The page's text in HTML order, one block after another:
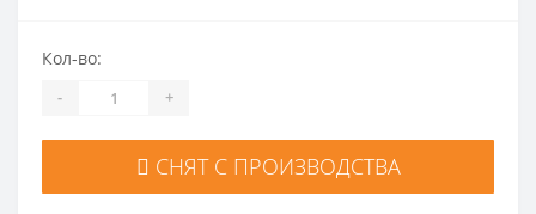
Кол-во:
- +
СНЯТ С ПРОИЗВОДСТВА